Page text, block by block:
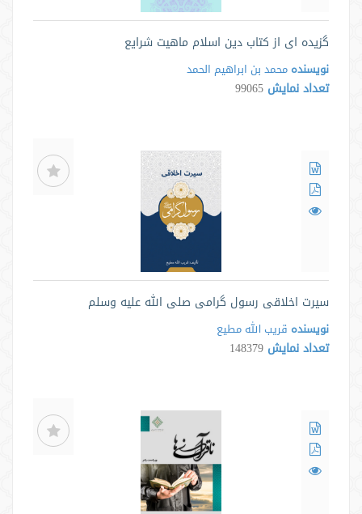
گزیده ای از کتاب دین اسلام ماهیت شرایع
نویسنده محمد بن ابراهیم الحمد
تعداد نمایش 99065
سیرت اخلاقی رسول گرامی صلی الله علیه وسلم
نویسنده قریب الله مطیع
تعداد نمایش 148379